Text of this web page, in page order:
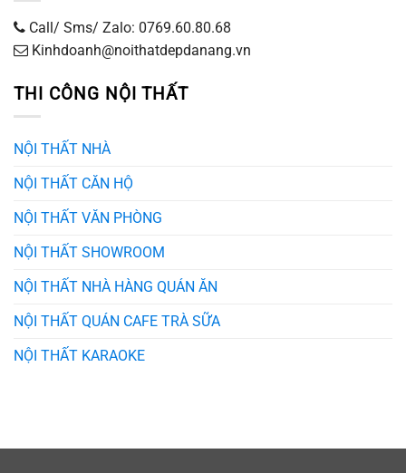
Call/ Sms/ Zalo: 0769.60.80.68
Kinhdoanh@noithatdepdanang.vn
THI CÔNG NỘI THẤT
NỘI THẤT NHÀ
NỘI THẤT CĂN HỘ
NỘI THẤT VĂN PHÒNG
NỘI THẤT SHOWROOM
NỘI THẤT NHÀ HÀNG QUÁN ĂN
NỘI THẤT QUÁN CAFE TRÀ SỮA
NỘI THẤT KARAOKE